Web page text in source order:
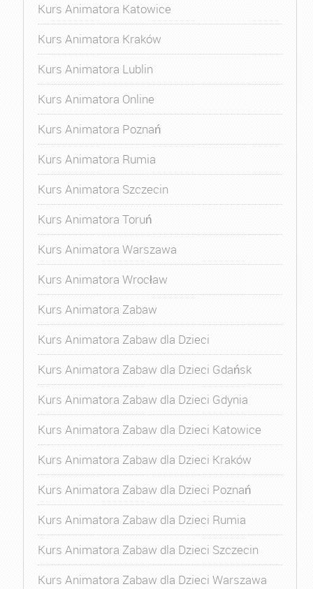
Kurs Animatora Katowice
Kurs Animatora Kraków
Kurs Animatora Lublin
Kurs Animatora Online
Kurs Animatora Poznań
Kurs Animatora Rumia
Kurs Animatora Szczecin
Kurs Animatora Toruń
Kurs Animatora Warszawa
Kurs Animatora Wrocław
Kurs Animatora Zabaw
Kurs Animatora Zabaw dla Dzieci
Kurs Animatora Zabaw dla Dzieci Gdańsk
Kurs Animatora Zabaw dla Dzieci Gdynia
Kurs Animatora Zabaw dla Dzieci Katowice
Kurs Animatora Zabaw dla Dzieci Kraków
Kurs Animatora Zabaw dla Dzieci Poznań
Kurs Animatora Zabaw dla Dzieci Rumia
Kurs Animatora Zabaw dla Dzieci Szczecin
Kurs Animatora Zabaw dla Dzieci Warszawa